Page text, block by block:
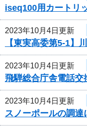
iseq100用カートリ
2023年10月4日更新
【東実高委第5-1】
2023年10月4日更新
飛騨総合庁舎電話
2023年10月4日更新
スノーポールの調